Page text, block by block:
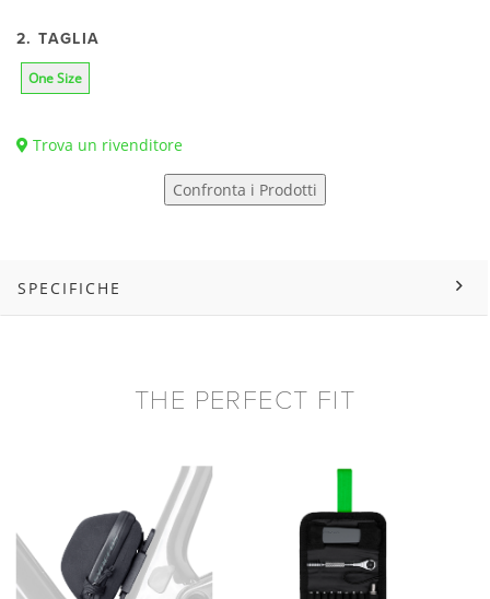
2. TAGLIA
One Size
Trova un rivenditore
Confronta i Prodotti
SPECIFICHE
THE PERFECT FIT